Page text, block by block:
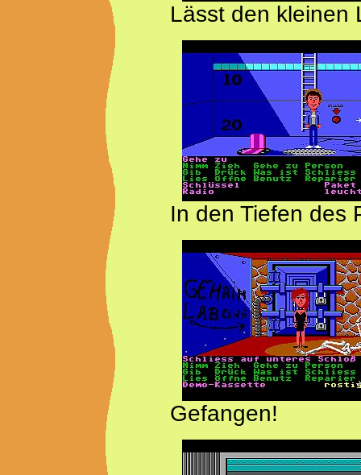
Lässt den kleinen
In den Tiefen des
Gefangen!